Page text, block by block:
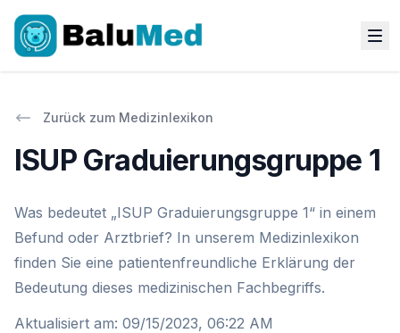
Zurück zum Medizinlexikon
ISUP Graduierungsgruppe 1
Was bedeutet „ISUP Graduierungsgruppe 1“ in einem
Befund oder Arztbrief? In unserem Medizinlexikon
finden Sie eine patientenfreundliche Erklärung der
Bedeutung dieses medizinischen Fachbegriffs.
Aktualisiert am: 09/15/2023, 06:22 AM